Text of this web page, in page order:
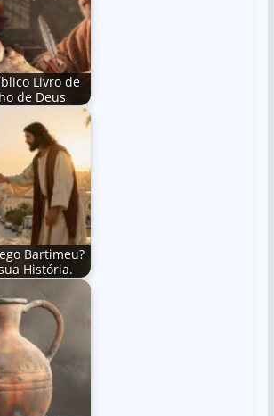
Livro de
de Deus
Bartimeu?
História.